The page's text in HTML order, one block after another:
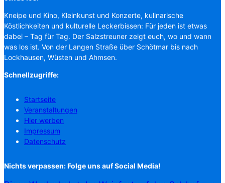
Kneipe und Kino, Kleinkunst und Konzerte, kulinarische
Köstlichkeiten und kulturelle Leckerbissen: Für jeden ist etwas
dabei – Tag für Tag. Der Salzstreuner zeigt euch, wo und wann
was los ist. Von der Langen Straße über Schötmar bis nach
Lockhausen, Wüsten und Ahmsen.
Schnellzugriffe:
Startseite
Veranstaltungen
Hier werben
Impressum
Datenschutz
Nichts verpassen: Folge uns auf Social Media!